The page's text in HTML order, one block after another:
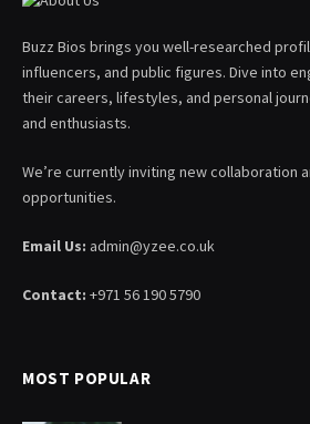
Buzz Bios brings you well-researched
influencers, and public figures. Dive into
their careers, lifestyles, and personal
and enthusiasts.
We’re currently inviting new collaboration
opportunities.
Email Us: admin@yzee.co.uk
Contact: +971 56 190 5790
MOST POPULAR